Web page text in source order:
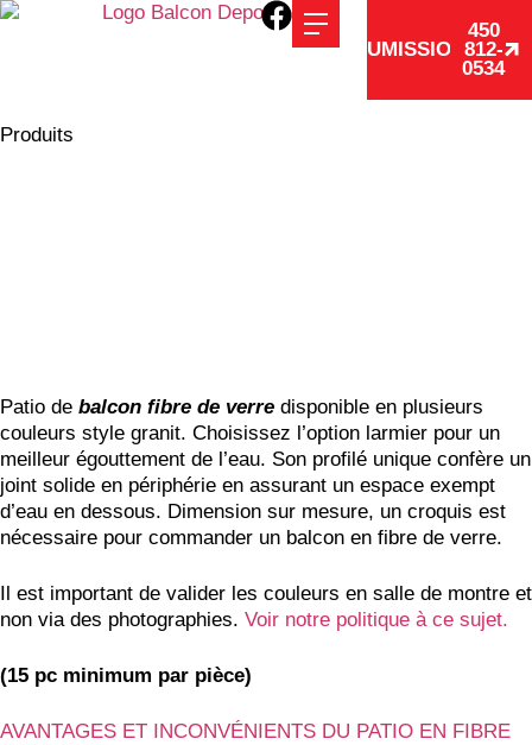
SOUMISSION
450
812-
0534
Produits
Patio de balcon fibre de verre disponible en plusieurs
couleurs style granit. Choisissez l’option larmier pour un
meilleur égouttement de l’eau. Son profilé unique confère un
joint solide en périphérie en assurant un espace exempt
d’eau en dessous. Dimension sur mesure, un croquis est
nécessaire pour commander un balcon en fibre de verre.
Il est important de valider les couleurs en salle de montre et
non via des photographies. Voir notre politique à ce sujet.
(15 pc minimum par pièce)
AVANTAGES ET INCONVÉNIENTS DU PATIO EN FIBRE